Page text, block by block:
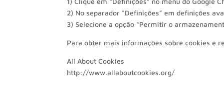
2) No separador “Definições” em definições
3) Selecione a opção “Permitir o
Para obter mais informações sobre cookies e
All About Cookies
http://www.allaboutcookies.org/